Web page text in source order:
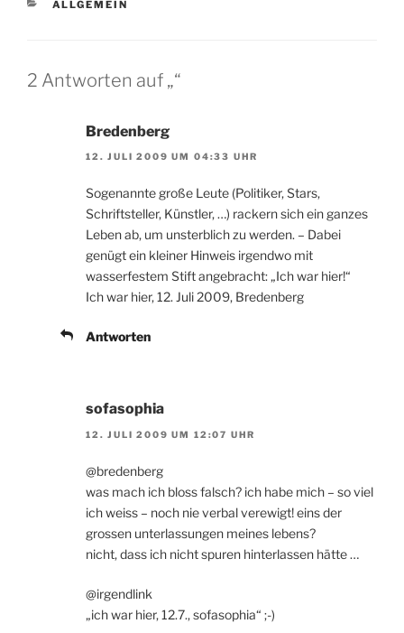
KATEGORIEN
ALLGEMEIN
2 Antworten auf „“
Bredenberg
12. JULI 2009 UM 04:33 UHR
Sogenannte große Leute (Politiker, Stars,
Schriftsteller, Künstler, …) rackern sich ein ganzes
Leben ab, um unsterblich zu werden. – Dabei
genügt ein kleiner Hinweis irgendwo mit
wasserfestem Stift angebracht: „Ich war hier!“
Ich war hier, 12. Juli 2009, Bredenberg
Antworten
sofasophia
12. JULI 2009 UM 12:07 UHR
@bredenberg
was mach ich bloss falsch? ich habe mich – so viel
ich weiss – noch nie verbal verewigt! eins der
grossen unterlassungen meines lebens?
nicht, dass ich nicht spuren hinterlassen hätte …
@irgendlink
„ich war hier, 12.7., sofasophia“ ;-)